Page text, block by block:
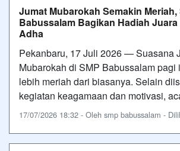
Jumat Mubarokah Semakin Meriah,
Babussalam Bagikan Hadiah Juara
Adha
Pekanbaru, 17 Juli 2026 — Suasana
Mubarokah di SMP Babussalam pagi
lebih meriah dari biasanya. Selain
kegiatan keagamaan dan motivasi,
17/07/2026 18:32 - Oleh smp babussalam -